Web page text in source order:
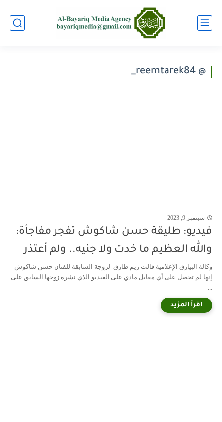
@ reemtarek84_
سبتمبر 9, 2023
فيديو: طليقة حسن شاكوش تفجر مفاجأة:
والله العظيم ما خدت ولا جنيه.. ولم أعتذر
وكالة البيارق الإعلامية قالت ريم طارق الزوجة السابقة للفنان حسن شاكوش
إنها لم تحصل على أي مقابل مادي على الفيديو الذي نشره زوجها السابق على